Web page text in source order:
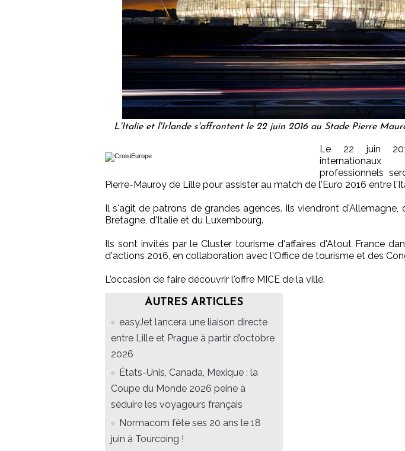
L'Italie et l'Irlande s'affrontent le 22 juin 2016 au Stade Pierre
Le 22 juin
professionnels
Pierre-Mauroy de Lille pour assister au match de l'Euro 2016 entre
Il s'agit de patrons de grandes agences. Ils viendront d'Allemagne,
Bretagne, d'Italie et du Luxembourg.
Ils sont invités par le Cluster tourisme d'affaires d'Atout France
d'actions 2016, en collaboration avec l'Office de tourisme et des
L'occasion de faire découvrir l'offre MICE de la ville.
AUTRES ARTICLES
easyJet lancera une liaison directe
entre Lille et Prague à partir d’octobre
2026
États-Unis, Canada, Mexique : la
Coupe du Monde 2026 peine à
séduire les voyageurs français
Normacom fête ses 20 ans le 18
juin à Tourcoing !